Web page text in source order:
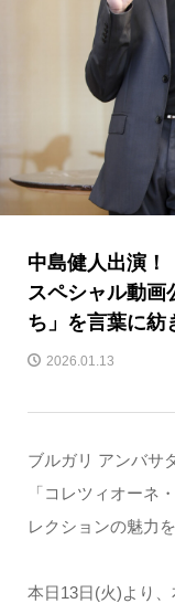
中島健人出演
スペシャル動
ち」を言葉に
2026.01.13
ブルガリ アンバサ
「コレツィオーネ
レクションの魅力
本日13日(火)より